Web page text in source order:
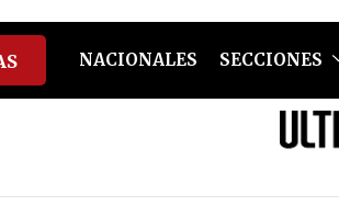
NACIONALES SECCIONES